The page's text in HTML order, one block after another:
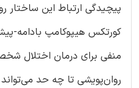
پیچیدگی ارتباط این ساختار
کورتکس هیپوکامپ بادامه-
منفی برای درمان اختلال
روان‌پویشی تا چه حد می‌تواند